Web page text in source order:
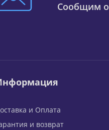
Сообщим о
и Оплата
и возврат